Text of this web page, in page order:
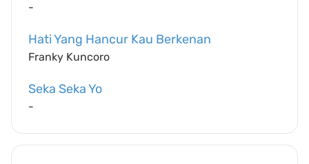
-
Hati Yang Hancur Kau Berkenan
Franky Kuncoro
Seka Seka Yo
-